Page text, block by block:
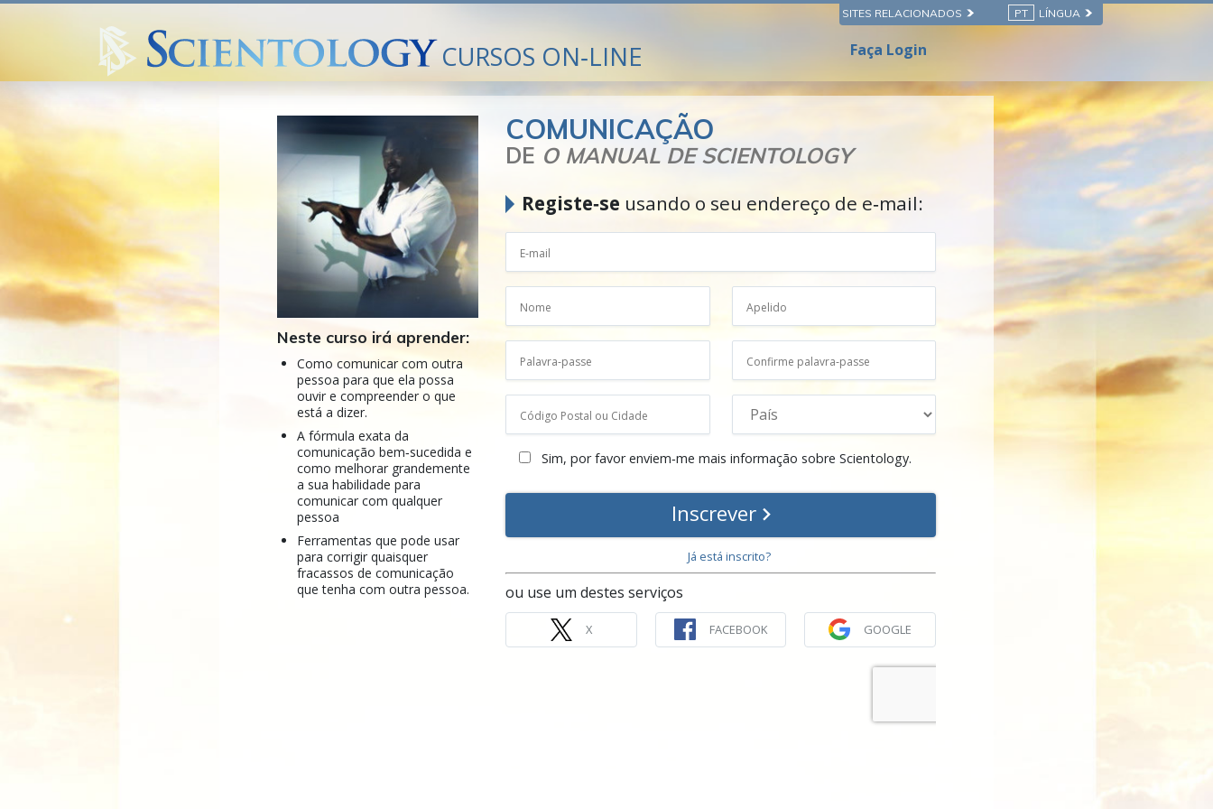
SITES RELACIONADOS PT LÍNGUA
CURSOS ON‑LINE Faça Login
COMUNICAÇÃO
DE O MANUAL DE SCIENTOLOGY
Registe‑se usando o seu endereço de e‑mail:
Sim, por favor enviem‑me mais informação sobre Scientology.
Inscrever
Já está inscrito?
ou use um destes serviços
X FACEBOOK GOOGLE
Neste curso irá aprender:
Como comunicar com outra
pessoa para que ela possa
ouvir e compreender o que
está a dizer.
A fórmula exata da
comunicação bem‑sucedida e
como melhorar grandemente
a sua habilidade para
comunicar com qualquer
pessoa
Ferramentas que pode usar
para corrigir quaisquer
fracassos de comunicação
que tenha com outra pessoa.